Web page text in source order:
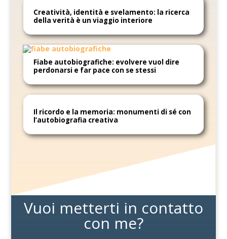
Creatività, identità e svelamento: la ricerca
della verità è un viaggio interiore
Fiabe autobiografiche: evolvere vuol dire
perdonarsi e far pace con se stessi
Il ricordo e la memoria: monumenti di sé con
l’autobiografia creativa
Vuoi metterti in contatto
con me?